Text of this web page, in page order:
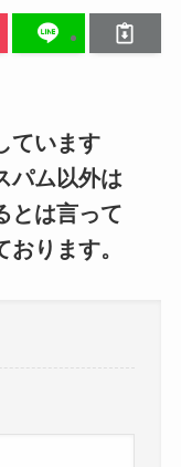
ています
パム以外は
とは言って
ります。